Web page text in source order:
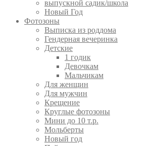
выпускной садик/школа
Новый Год
Фотозоны
Выписка из роддома
Гендерная вечеринка
Детские
1 годик
Девочкам
Мальчикам
Для женщин
Для мужчин
Крещение
Круглые фотозоны
Мини до 10 т.р.
Мольберты
Новый год